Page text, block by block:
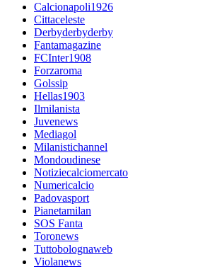
Calcionapoli1926
Cittaceleste
Derbyderbyderby
Fantamagazine
FCInter1908
Forzaroma
Golssip
Hellas1903
Ilmilanista
Juvenews
Mediagol
Milanistichannel
Mondoudinese
Notiziecalciomercato
Numericalcio
Padovasport
Pianetamilan
SOS Fanta
Toronews
Tuttobolognaweb
Violanews